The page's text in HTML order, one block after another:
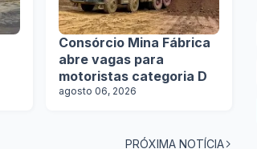
Consórcio Mina Fábrica
abre vagas para
motoristas categoria D
agosto 06, 2026
PRÓXIMA NOTÍCIA